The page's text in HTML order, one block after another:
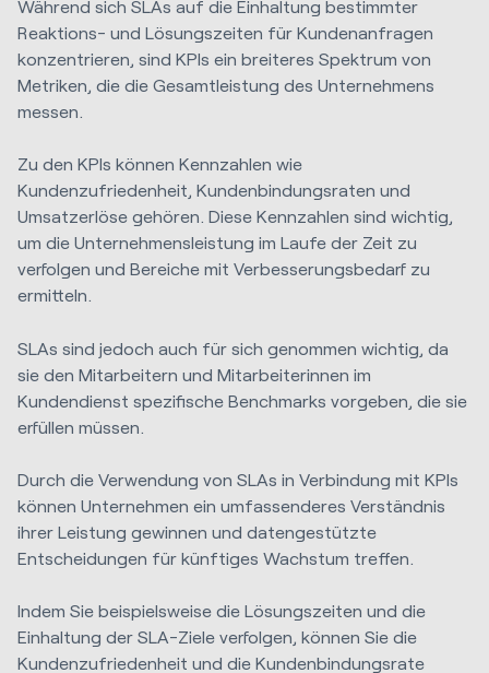
Während sich SLAs auf die Einhaltung bestimmter
Reaktions- und Lösungszeiten für Kundenanfragen
konzentrieren, sind KPIs ein breiteres Spektrum von
Metriken, die die Gesamtleistung des Unternehmens
messen.
Zu den KPIs können Kennzahlen wie
Kundenzufriedenheit, Kundenbindungsraten und
Umsatzerlöse gehören. Diese Kennzahlen sind wichtig,
um die Unternehmensleistung im Laufe der Zeit zu
verfolgen und Bereiche mit Verbesserungsbedarf zu
ermitteln.
SLAs sind jedoch auch für sich genommen wichtig, da
sie den Mitarbeitern und Mitarbeiterinnen im
Kundendienst spezifische Benchmarks vorgeben, die sie
erfüllen müssen.
Durch die Verwendung von SLAs in Verbindung mit KPIs
können Unternehmen ein umfassenderes Verständnis
ihrer Leistung gewinnen und datengestützte
Entscheidungen für künftiges Wachstum treffen.
Indem Sie beispielsweise die Lösungszeiten und die
Einhaltung der SLA-Ziele verfolgen, können Sie die
Kundenzufriedenheit und die Kundenbindungsrate